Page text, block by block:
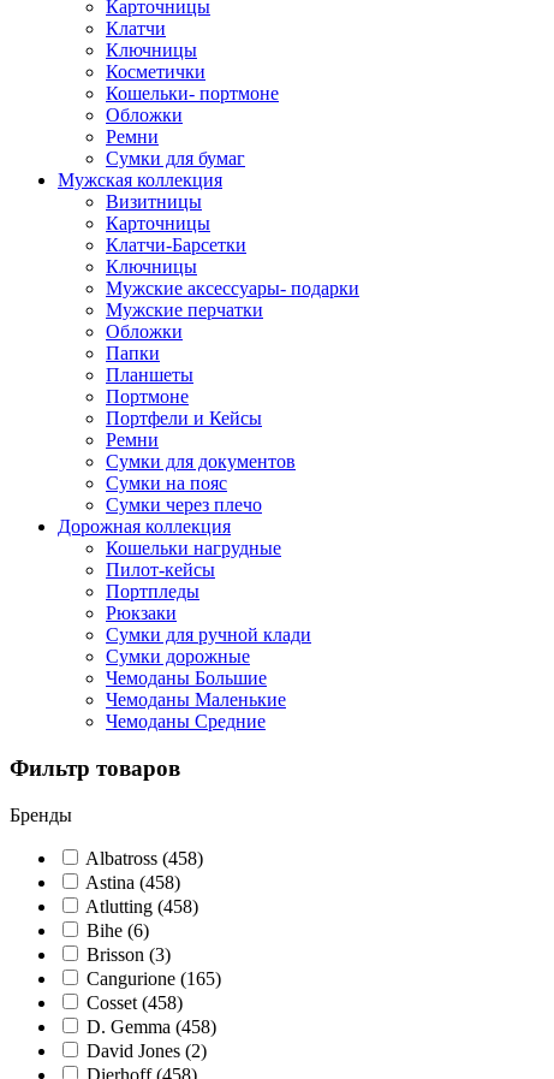
Карточницы
Клатчи
Ключницы
Косметички
Кошельки- портмоне
Обложки
Ремни
Сумки для бумаг
Мужская коллекция
Визитницы
Карточницы
Клатчи-Барсетки
Ключницы
Мужские аксессуары- подарки
Мужские перчатки
Обложки
Папки
Планшеты
Портмоне
Портфели и Кейсы
Ремни
Сумки для документов
Сумки на пояс
Сумки через плечо
Дорожная коллекция
Кошельки нагрудные
Пилот-кейсы
Портпледы
Рюкзаки
Сумки для ручной клади
Сумки дорожные
Чемоданы Большие
Чемоданы Маленькие
Чемоданы Средние
Фильтр товаров
Бренды
Albatross (458)
Astina (458)
Atlutting (458)
Bihe (6)
Brisson (3)
Cangurione (165)
Cosset (458)
D. Gemma (458)
David Jones (2)
Dierhoff (458)